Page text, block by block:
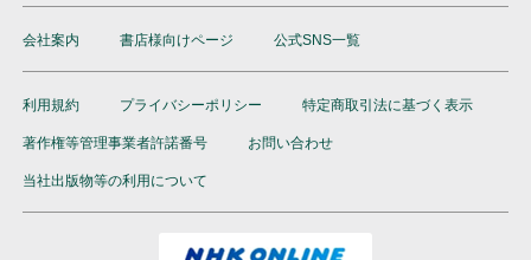
会社案内 書店様向けページ 公式SNS一覧
利用規約 プライバシーポリシー 特定商取引法に基づく表示
著作権等管理事業者許諾番号 お問い合わせ
当社出版物等の利用について